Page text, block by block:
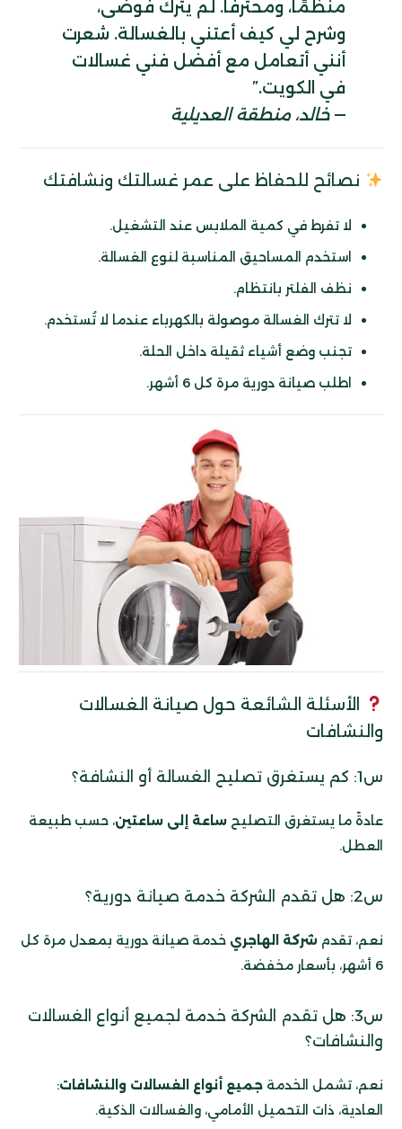
منظمًا، ومحترفًا. لم يترك فوضى،
وشرح لي كيف أعتني بالغسالة. شعرت
أنني أتعامل مع أفضل فني غسالات
في الكويت.”
— خالد، منطقة العديلية
نصائح للحفاظ على عمر غسالتك ونشافتك
لا تفرط في كمية الملابس عند التشغيل.
استخدم المساحيق المناسبة لنوع الغسالة.
نظف الفلتر بانتظام.
لا تترك الغسالة موصولة بالكهرباء عندما لا تُستخدم.
تجنب وضع أشياء ثقيلة داخل الحلة.
اطلب صيانة دورية مرة كل 6 أشهر.
الأسئلة الشائعة حول صيانة الغسالات
والنشافات
س1: كم يستغرق تصليح الغسالة أو النشافة؟
عادةً ما يستغرق التصليح ساعة إلى ساعتين، حسب طبيعة
العطل.
س2: هل تقدم الشركة خدمة صيانة دورية؟
نعم، تقدم شركة الهاجري خدمة صيانة دورية بمعدل مرة كل
6 أشهر، بأسعار مخفضة.
س3: هل تقدم الشركة خدمة لجميع أنواع الغسالات
والنشافات؟
نعم، تشمل الخدمة جميع أنواع الغسالات والنشافات:
العادية، ذات التحميل الأمامي، والغسالات الذكية.